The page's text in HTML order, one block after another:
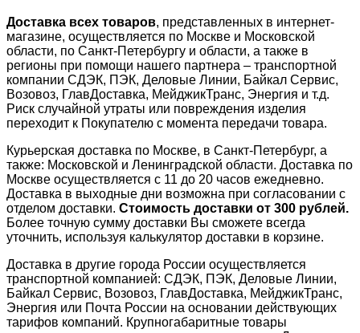
Доставка всех товаров, представленных в интернет-
магазине, осуществляется по Москве и Московской
области, по Санкт-Петербургу и области, а также в
регионы при помощи нашего партнера – транспортной
компании СДЭК, ПЭК, Деловые Линии, Байкал Сервис,
Возовоз, ГлавДоставка, МейджикТранс, Энергия и т.д.
Риск случайной утраты или повреждения изделия
переходит к Покупателю с момента передачи товара.
Курьерская доставка по Москве, в Санкт-Петербург, а
также: Московской и Ленинградской области. Доставка по
Москве осуществляется с 11 до 20 часов ежедневно.
Доставка в выходные дни возможна при согласовании с
отделом доставки. Стоимость доставки от 300 рублей.
Более точную сумму доставки Вы сможете всегда
уточнить, используя калькулятор доставки в корзине.
Доставка в другие города России осуществляется
транспортной компанией: СДЭК, ПЭК, Деловые Линии,
Байкал Сервис, Возовоз, ГлавДоставка, МейджикТранс,
Энергия или Почта России на основании действующих
тарифов компаний. Крупногабаритные товары